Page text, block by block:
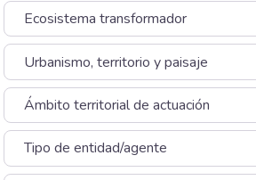
Seleccionar el formulario de búsqueda
Categoría